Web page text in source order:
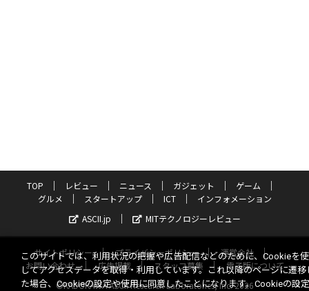
TOP レビュー ニュース ガジェット
ゲーム
グルメ
スタートアップ ICT
インフォメーション
ASCII.jp
MITテクノロジーレビュー
サイトポリシー プライバシーポリシー
運営会社
お問い合わせ
広告掲載 スタッフ募集
電子版について
©KADOKAWA ASCII Research Laboratories, Inc. 2026
このサイトでは、利用状況の把握や広告配信などのために、Cookieを
してアクセスデータを取得・利用しています。これ以降のページに遷移
た場合、Cookieの設定や使用に同意したことになります。Cookieの設